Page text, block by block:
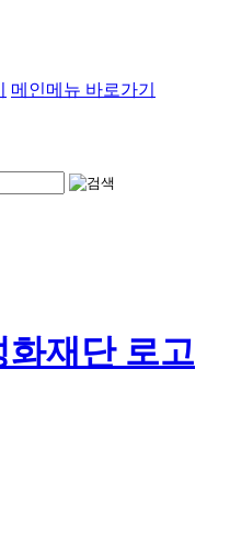
메인메뉴 바로가기